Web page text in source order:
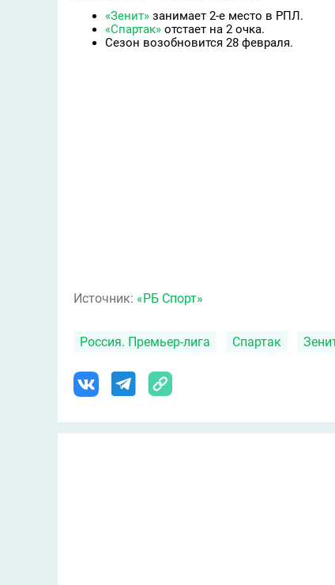
«Зенит» занимает 2-е место в РПЛ.
«Спартак» отстает на 2 очка.
Сезон возобновится 28 февраля.
Источник: «РБ Спорт»
Россия. Премьер-лига Спартак